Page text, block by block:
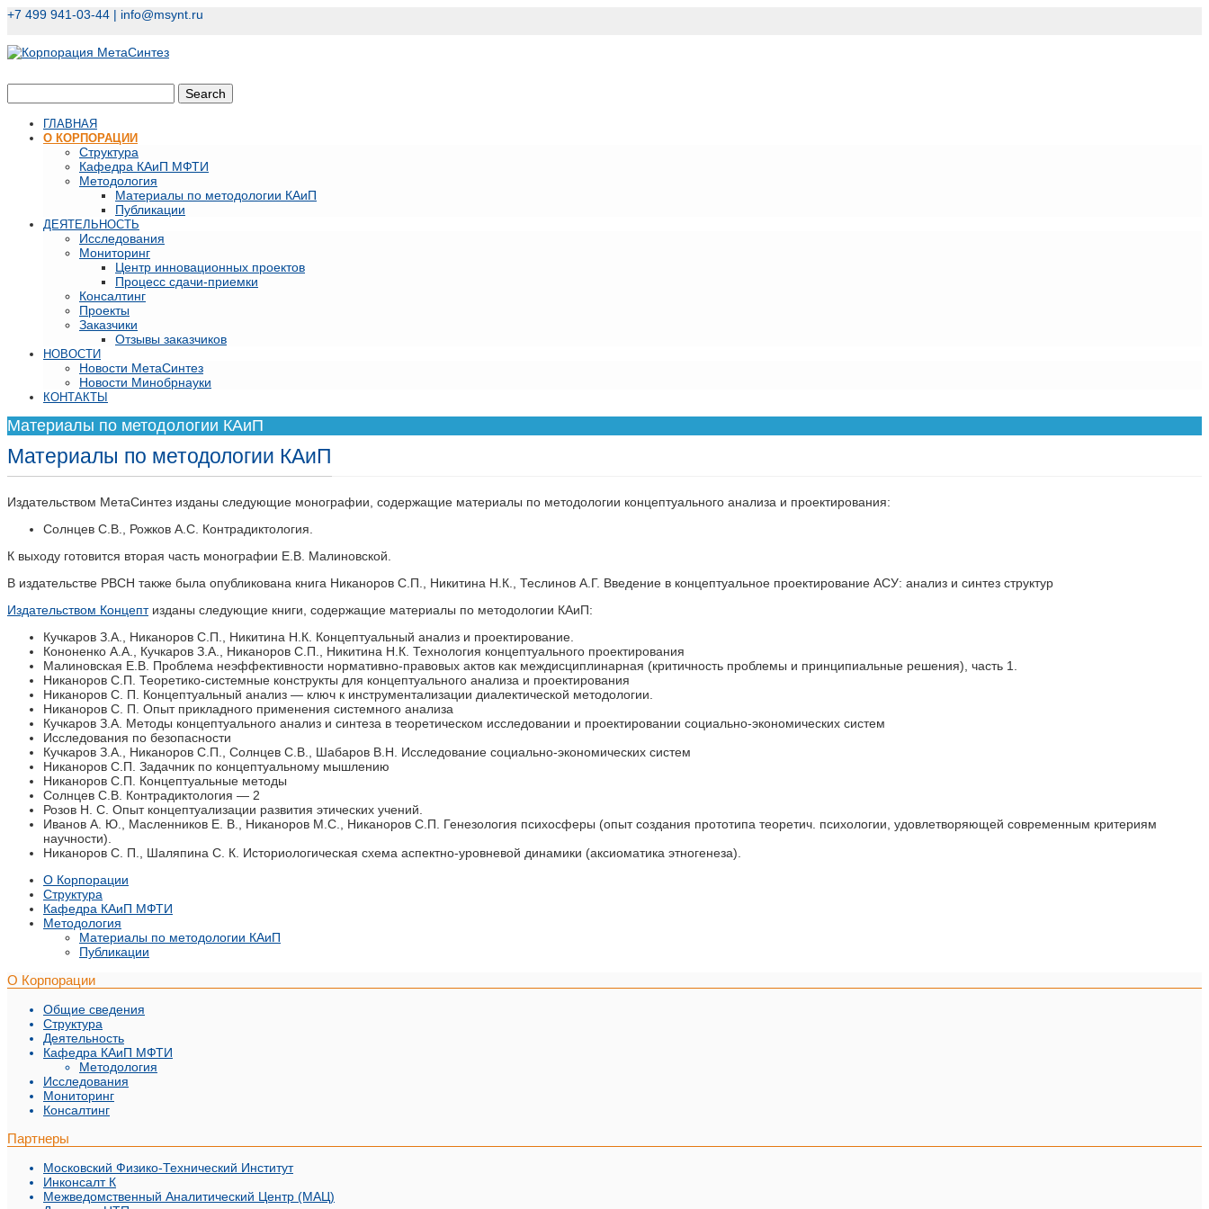
+7 499 941-03-44 | info@msynt.ru
ГЛАВНАЯ
О КОРПОРАЦИИ
Структура
Кафедра КАиП МФТИ
Методология
Материалы по методологии КАиП
Публикации
ДЕЯТЕЛЬНОСТЬ
Исследования
Мониторинг
Центр инновационных проектов
Процесс сдачи-приемки
Консалтинг
Проекты
Заказчики
Отзывы заказчиков
НОВОСТИ
Новости МетаСинтез
Новости Минобрнауки
КОНТАКТЫ
Материалы по методологии КАиП
Материалы по методологии КАиП
Издательством МетаСинтез изданы следующие монографии, содержащие материалы по методологии концептуального анализа и проектирования:
Солнцев С.В., Рожков А.С. Контрадиктология.
К выходу готовится вторая часть монографии Е.В. Малиновской.
В издательстве РВСН также была опубликована книга Никаноров С.П., Никитина Н.К., Теслинов А.Г. Введение в концептуальное проектирование АСУ: анализ и синтез структур
Издательством Концептизданы следующие книги, содержащие материалы по методологии КАиП:
Кучкаров З.А., Никаноров С.П., Никитина Н.К. Концептуальный анализ и проектирование.
Кононенко А.А., Кучкаров З.А., Никаноров С.П., Никитина Н.К. Технология концептуального проектирования
Малиновская Е.В. Проблема неэффективности нормативно-правовых актов как междисциплинарная (критичность проблемы и принципиальные решения), часть 1.
Никаноров С.П. Теоретико-системные конструкты для концептуального анализа и проектирования
Никаноров С. П. Концептуальный анализ — ключ к инструментализации диалектической методологии.
Никаноров С. П. Опыт прикладного применения системного анализа
Кучкаров З.А. Методы концептуального анализ и синтеза в теоретическом исследовании и проектировании социально-экономических систем
Исследования по безопасности
Кучкаров З.А., Никаноров С.П., Солнцев С.В., Шабаров В.Н. Исследование социально-экономических систем
Никаноров С.П. Задачник по концептуальному мышлению
Никаноров С.П. Концептуальные методы
Солнцев С.В. Контрадиктология — 2
Розов Н. С. Опыт концептуализации развития этических учений.
Иванов А. Ю., Масленников Е. В., Никаноров М.С., Никаноров С.П. Генезология психосферы (опыт создания прототипа теоретич. психологии, удовлетворяющей современным критериям
научности).
Никаноров С. П., Шаляпина С. К. Историологическая схема аспектно-уровневой динамики (аксиоматика этногенеза).
О Корпорации
Структура
Кафедра КАиП МФТИ
Методология
Материалы по методологии КАиП
Публикации
О Корпорации
Общие сведения
Структура
Деятельность
Кафедра КАиП МФТИ
Методология
Исследования
Мониторинг
Консалтинг
Партнеры
Московский Физико-Технический Институт
Инконсалт К
Межведомственный Аналитический Центр (МАЦ)